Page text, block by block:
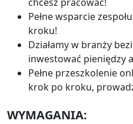
Pełne wsparcie
kroku!
Działamy w branży
inwestować pieniędzy
Pełne przeszkolenie
krok po kroku,
WYMAGANIA: